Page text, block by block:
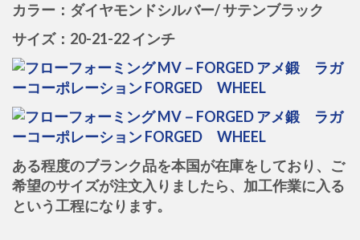
カラー：ダイヤモンドシルバー/ サテンブラック
サイズ：20-21-22 インチ
ある程度のブランク品を本国が在庫をしており、ご
希望のサイズが注文入りましたら、加工作業に入る
という工程になります。